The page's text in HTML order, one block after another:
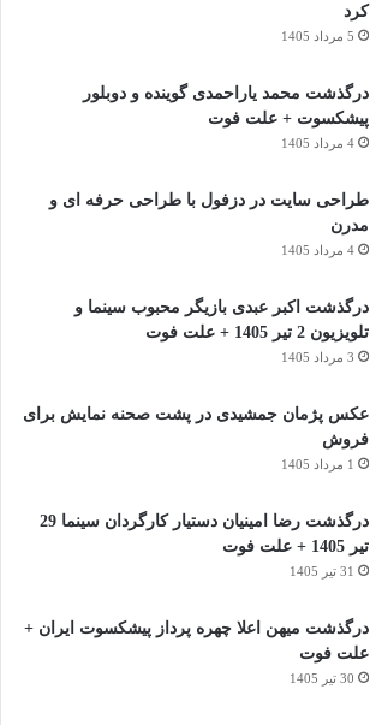
کرد
5 مرداد 1405
درگذشت محمد یاراحمدی گوینده و دوبلور
پیشکسوت + علت فوت
4 مرداد 1405
طراحی سایت در دزفول با طراحی حرفه‌ ای و
مدرن
4 مرداد 1405
درگذشت اکبر عبدی بازیگر محبوب سینما و
تلویزیون 2 تیر 1405 + علت فوت
3 مرداد 1405
عکس پژمان جمشیدی در پشت صحنه نمایش برای
فروش
1 مرداد 1405
درگذشت رضا امینیان دستیار کارگردان سینما 29
تیر 1405 + علت فوت
31 تیر 1405
درگذشت میهن اعلا چهره پرداز پیشکسوت ایران +
علت فوت
30 تیر 1405